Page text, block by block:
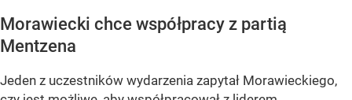
Morawiecki chce współpracy z partią
Mentzena
Jeden z uczestników wydarzenia zapytał Morawieckiego,